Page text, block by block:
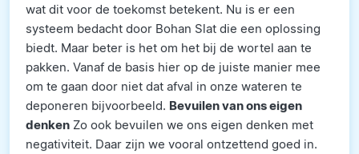
wat dit voor de toekomst betekent. Nu is er een
systeem bedacht door Bohan Slat die een oplossing
biedt. Maar beter is het om het bij de wortel aan te
pakken. Vanaf de basis hier op de juiste manier mee
om te gaan door niet dat afval in onze wateren te
deponeren bijvoorbeeld. Bevuilen van ons eigen
denken Zo ook bevuilen we ons eigen denken met
negativiteit. Daar zijn we vooral ontzettend goed in.